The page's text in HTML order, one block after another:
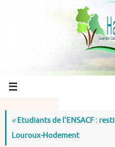
«Etudiants de l’ENSACF :
Louroux-Hodement